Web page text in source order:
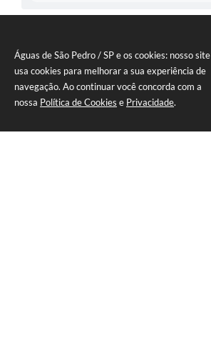
Águas de São Pedro / SP e os cookies: nosso site
usa cookies para melhorar a sua experiência de
navegação. Ao continuar você concorda com a
nossa Política de Cookies e Privacidade.